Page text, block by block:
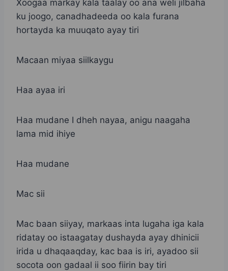
Xoogaa markay kala taalay oo ana weli jilbaha
ku joogo, canadhadeeda oo kala furana
hortayda ka muuqato ayay tiri
Macaan miyaa siilkaygu
Haa ayaa iri
Haa mudane I dheh nayaa, anigu naagaha
lama mid ihiye
Haa mudane
Mac sii
Mac baan siiyay, markaas inta lugaha iga kala
ridatay oo istaagatay dushayda ayay dhinicii
irida u dhaqaaqday, kac baa is iri, ayadoo sii
socota oon gadaal ii soo fiirin bay tiri